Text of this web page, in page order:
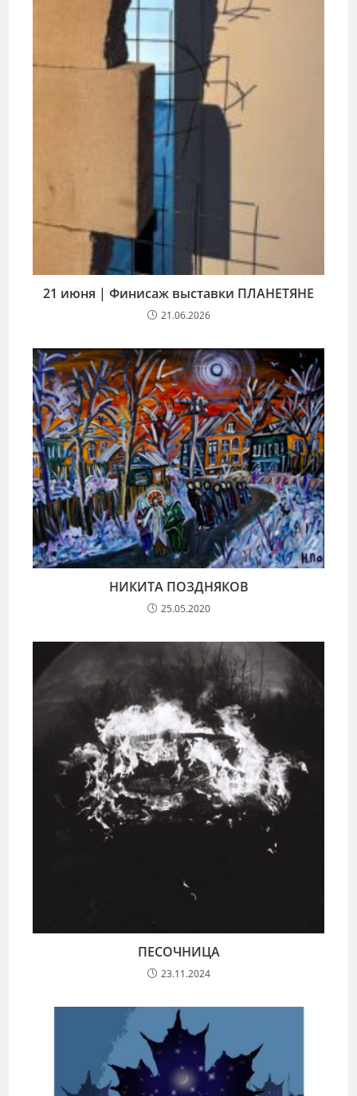
21 июня | Финисаж выставки ПЛАНЕТЯНЕ
21.06.2026
НИКИТА ПОЗДНЯКОВ
25.05.2020
ПЕСОЧНИЦА
23.11.2024